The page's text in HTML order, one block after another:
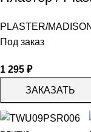
PLASTER/
Под заказ
1 295 ₽
ЗАКАЗАТЬ